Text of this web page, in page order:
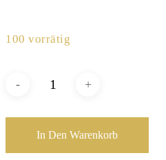
100 vorrätig
In Den Warenkorb